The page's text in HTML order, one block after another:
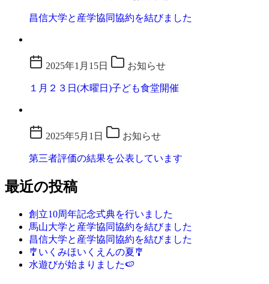
昌信大学と産学協同協約を結びました
2025年1月15日 お知らせ
１月２３日(木曜日)子ども食堂開催
2025年5月1日 お知らせ
第三者評価の結果を公表しています
最近の投稿
創立10周年記念式典を行いました
馬山大学と産学協同協約を結びました
昌信大学と産学協同協約を結びました
🎐いくみほいくえんの夏🎐
水遊びが始まりました🍉